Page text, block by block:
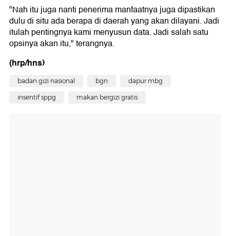
"Nah itu juga nanti penerima manfaatnya juga dipastikan
dulu di situ ada berapa di daerah yang akan dilayani. Jadi
itulah pentingnya kami menyusun data. Jadi salah satu
opsinya akan itu," terangnya.
(hrp/hns)
badan gizi nasional bgn dapur mbg
insentif sppg makan bergizi gratis